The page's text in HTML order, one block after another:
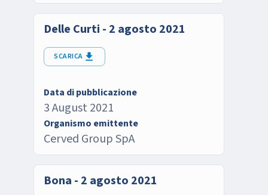
Delle Curti - 2 agosto 2021
SCARICA
Data di pubblicazione
3 August 2021
Organismo emittente
Cerved Group SpA
Bona - 2 agosto 2021